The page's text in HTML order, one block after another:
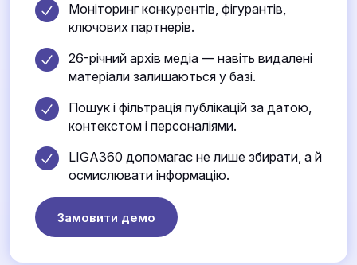
Моніторинг конкурентів, фігурантів,
ключових партнерів.
26-річний архів медіа — навіть видалені
матеріали залишаються у базі.
Пошук і фільтрація публікацій за датою,
контекстом і персоналіями.
LIGA360 допомагає не лише збирати, а й
осмислювати інформацію.
Замовити демо